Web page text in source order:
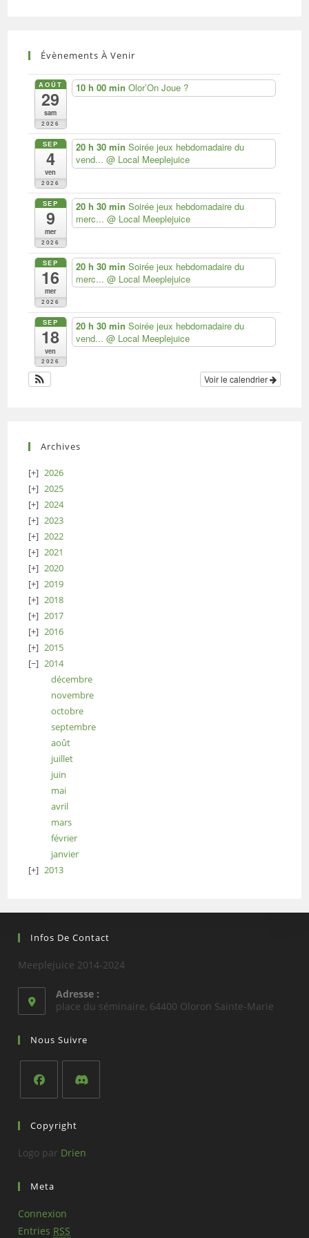
Évènements À Venir
AOÛT
29
sam
2026
10 h 00 min Olor’On Joue ?
SEP
4
ven
2026
20 h 30 min Soirée jeux hebdomadaire du
vend... @ Local Meeplejuice
SEP
9
mer
2026
20 h 30 min Soirée jeux hebdomadaire du
merc... @ Local Meeplejuice
SEP
16
mer
2026
20 h 30 min Soirée jeux hebdomadaire du
merc... @ Local Meeplejuice
SEP
18
ven
2026
20 h 30 min Soirée jeux hebdomadaire du
vend... @ Local Meeplejuice
Voir le calendrier
Archives
2026
2025
2024
2023
2022
2021
2020
2019
2018
2017
2016
2015
2014
décembre
novembre
octobre
septembre
août
juillet
juin
mai
avril
mars
février
janvier
2013
Infos De Contact
Meeplejuice 2014-2024
Adresse :
place du séminaire, 64400 Oloron Sainte-Marie
Nous Suivre
dans
nouvel
dans
nouvel
Copyright
Logo par Drien
Meta
Connexion
Entries RSS